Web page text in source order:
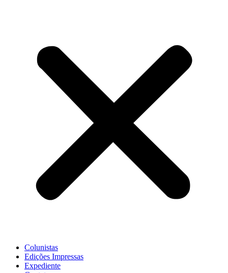
Colunistas
Edições Impressas
Expediente